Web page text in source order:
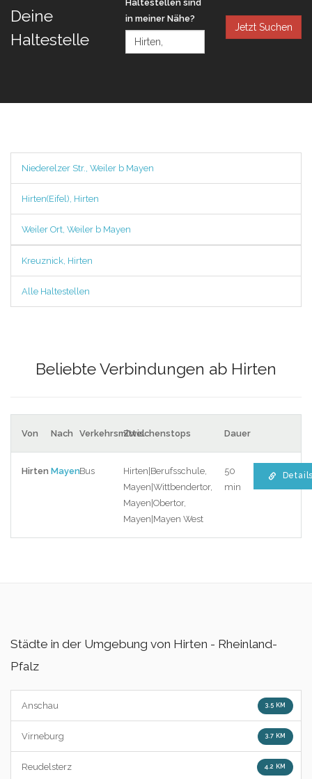
Deine
Haltestelle
Haltestellen sind
in meiner Nähe?
Jetzt Suchen
Niederelzer Str., Weiler b Mayen
Hirten(Eifel), Hirten
Weiler Ort, Weiler b Mayen
Kreuznick, Hirten
Alle Haltestellen
Beliebte Verbindungen ab Hirten
Von Nach VerkehrsmittelZwischenstops Dauer
Hirten MayenBus
Hirten|Berufsschule,
Mayen|Wittbendertor,
Mayen|Obertor,
Mayen|Mayen West
50
min
Städte in der Umgebung von Hirten - Rheinland-
Pfalz
Anschau 3.5 KM
Virneburg 3.7 KM
Reudelsterz 4.2 KM